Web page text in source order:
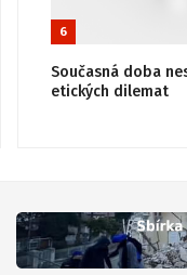
6
Současná doba
etických dilemat